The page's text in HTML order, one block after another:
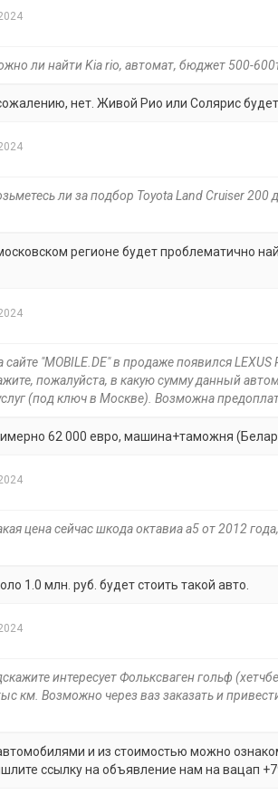
ли найти Kia rio, автомат, бюджет 500-
нет. Живой Рио или Солярис
ли за подбор Toyota Land Cruiser
регионе будет проблематично
"MOBILE.DE" в продаже появился
пожалуйста, в какую сумму данный
(под ключ в Москве). Возможна
62 000 евро, машина+таможня
цена сейчас шкода октавиа а5 от 2012
1.0 млн. руб. будет стоить такой авто.
интересует Фольксваген гольф
км. Возможно через ваз заказать и
и из стоимостью можно
ссылку на объявление нам на вацап